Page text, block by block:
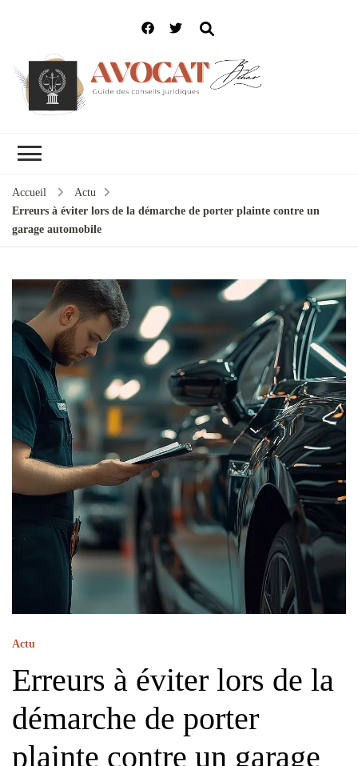
Accueil
Actu
Erreurs à éviter lors de la démarche de porter plainte contre un
garage automobile
Actu
Erreurs à éviter lors de la
démarche de porter
plainte contre un garage